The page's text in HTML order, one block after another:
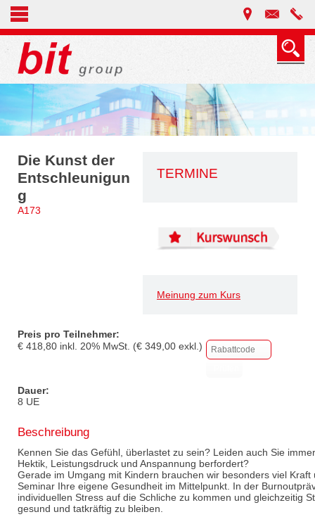
TERMINE
Meinung zum Kurs
Die Kunst der
Entschleunigun
g
A173
Preis pro Teilnehmer:
€ 418,80 inkl. 20% MwSt. (€ 349,00 exkl.)
Dauer:
8 UE
Beschreibung
Kennen Sie das Gefühl, überlastet zu sein? Leiden auch Sie
Hektik, Leistungsdruck und Anspannung berfordert?
Gerade im Umgang mit Kindern brauchen wir besonders viel
Seminar Ihre eigene Gesundheit im Mittelpunkt. In der
individuellen Stress auf die Schliche zu kommen und gleichzeitig
gesund und tatkräftig zu bleiben.